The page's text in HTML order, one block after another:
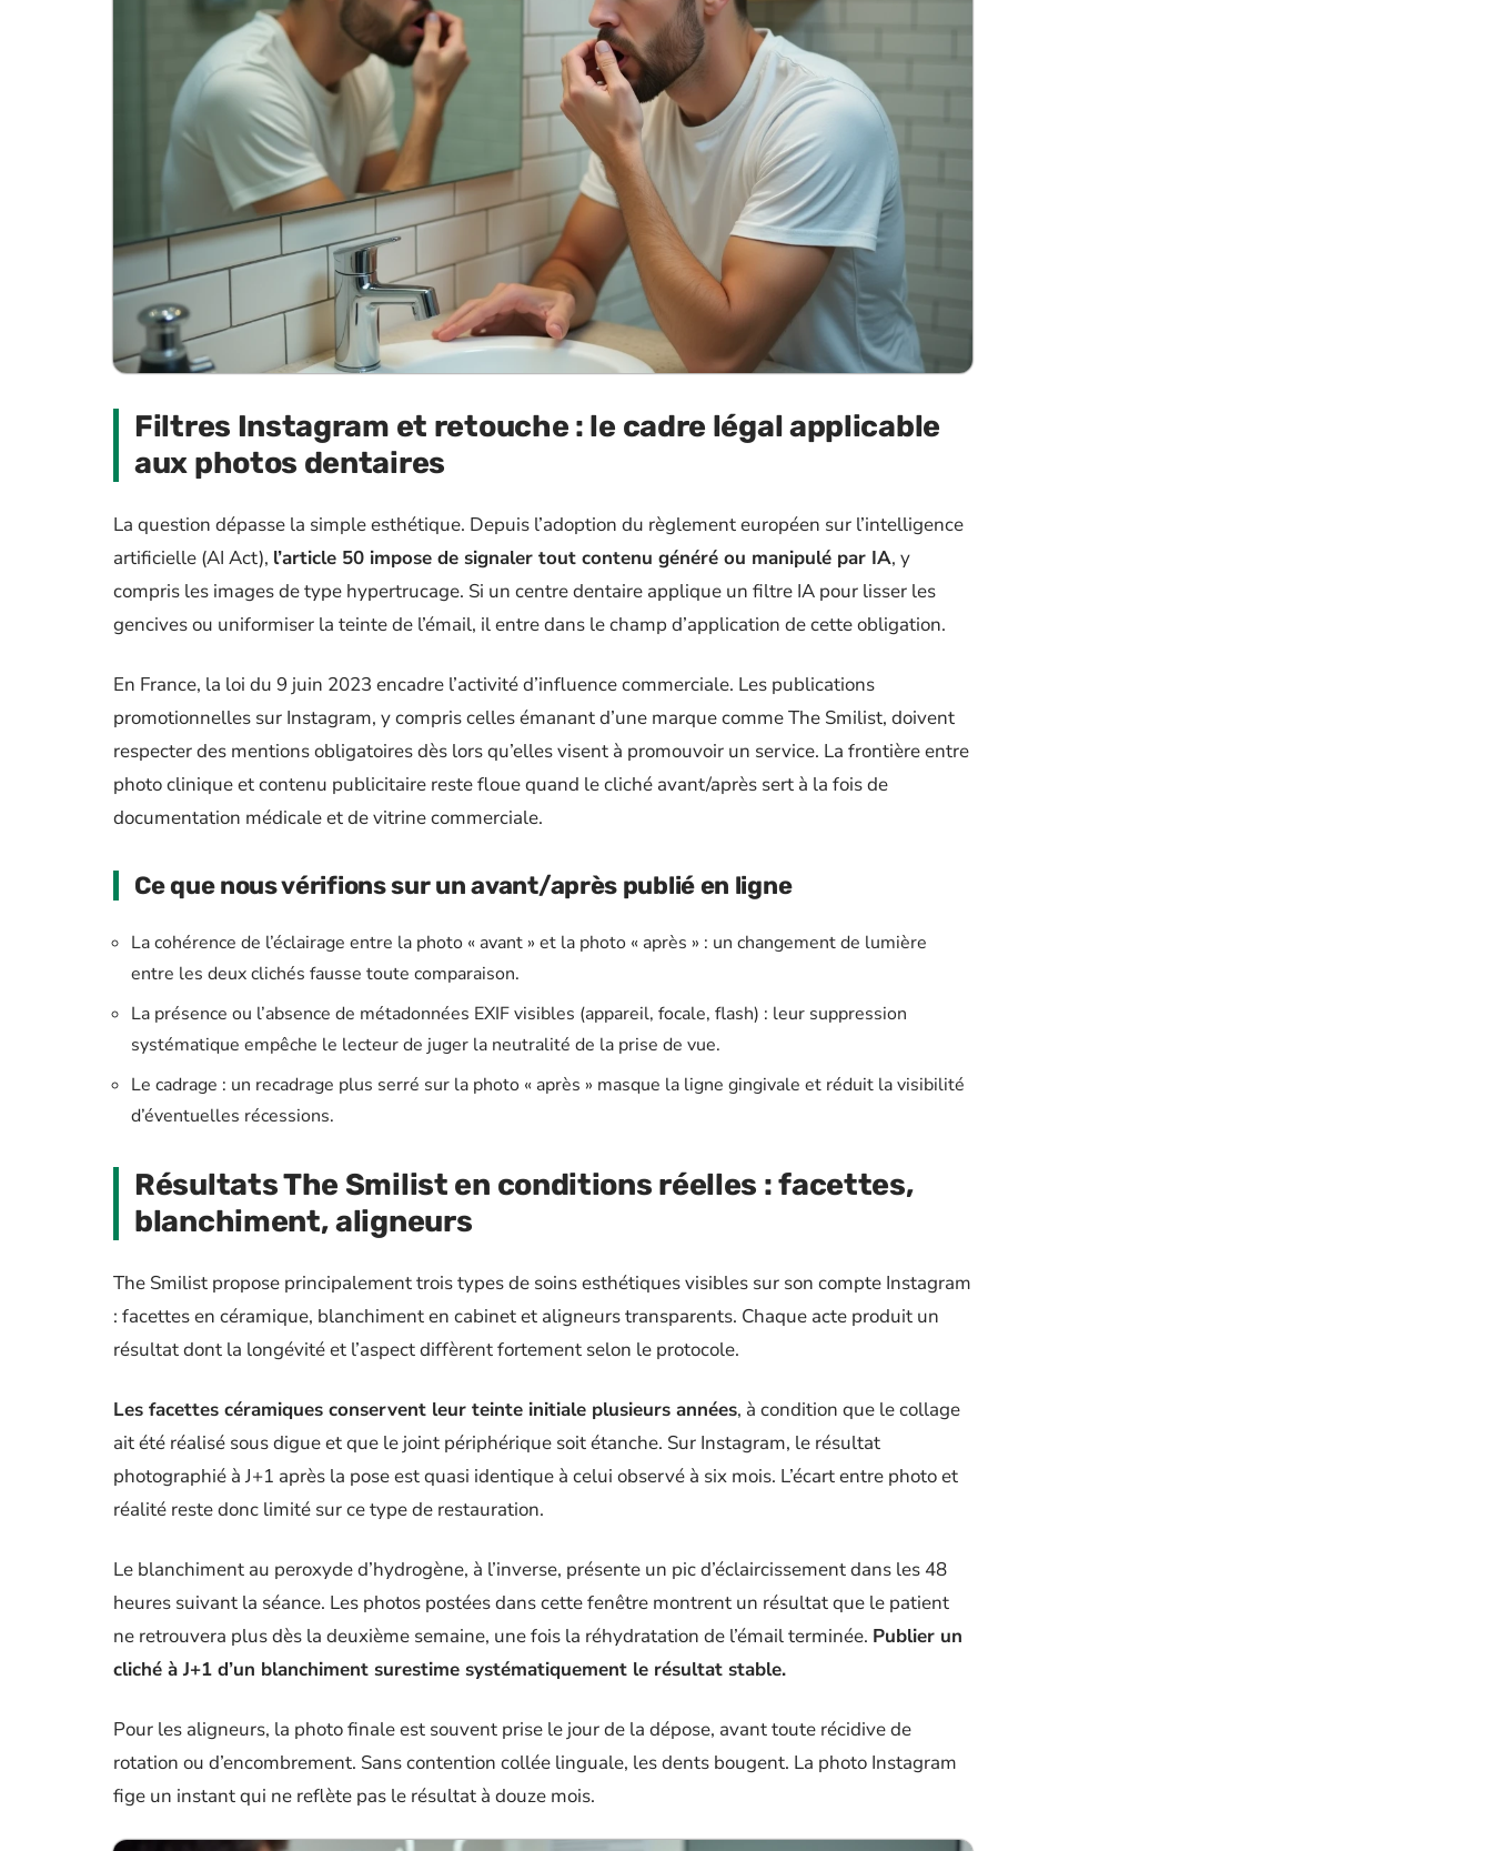
Filtres Instagram et retouche : le cadre légal applicable
aux photos dentaires
La question dépasse la simple esthétique. Depuis l’adoption du règlement européen sur l’intelligence
artificielle (AI Act), l’article 50 impose de signaler tout contenu généré ou manipulé par IA, y
compris les images de type hypertrucage. Si un centre dentaire applique un filtre IA pour lisser les
gencives ou uniformiser la teinte de l’émail, il entre dans le champ d’application de cette obligation.
En France, la loi du 9 juin 2023 encadre l’activité d’influence commerciale. Les publications
promotionnelles sur Instagram, y compris celles émanant d’une marque comme The Smilist, doivent
respecter des mentions obligatoires dès lors qu’elles visent à promouvoir un service. La frontière entre
photo clinique et contenu publicitaire reste floue quand le cliché avant/après sert à la fois de
documentation médicale et de vitrine commerciale.
Ce que nous vérifions sur un avant/après publié en ligne
La cohérence de l’éclairage entre la photo « avant » et la photo « après » : un changement de lumière
entre les deux clichés fausse toute comparaison.
La présence ou l’absence de métadonnées EXIF visibles (appareil, focale, flash) : leur suppression
systématique empêche le lecteur de juger la neutralité de la prise de vue.
Le cadrage : un recadrage plus serré sur la photo « après » masque la ligne gingivale et réduit la visibilité
d’éventuelles récessions.
Résultats The Smilist en conditions réelles : facettes,
blanchiment, aligneurs
The Smilist propose principalement trois types de soins esthétiques visibles sur son compte Instagram
: facettes en céramique, blanchiment en cabinet et aligneurs transparents. Chaque acte produit un
résultat dont la longévité et l’aspect diffèrent fortement selon le protocole.
Les facettes céramiques conservent leur teinte initiale plusieurs années, à condition que le collage
ait été réalisé sous digue et que le joint périphérique soit étanche. Sur Instagram, le résultat
photographié à J+1 après la pose est quasi identique à celui observé à six mois. L’écart entre photo et
réalité reste donc limité sur ce type de restauration.
Le blanchiment au peroxyde d’hydrogène, à l’inverse, présente un pic d’éclaircissement dans les 48
heures suivant la séance. Les photos postées dans cette fenêtre montrent un résultat que le patient
ne retrouvera plus dès la deuxième semaine, une fois la réhydratation de l’émail terminée. Publier un
cliché à J+1 d’un blanchiment surestime systématiquement le résultat stable.
Pour les aligneurs, la photo finale est souvent prise le jour de la dépose, avant toute récidive de
rotation ou d’encombrement. Sans contention collée linguale, les dents bougent. La photo Instagram
fige un instant qui ne reflète pas le résultat à douze mois.